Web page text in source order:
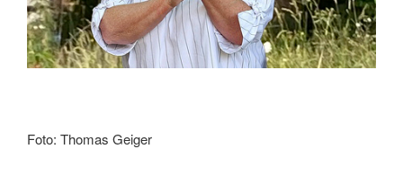
Foto: Thomas Geiger